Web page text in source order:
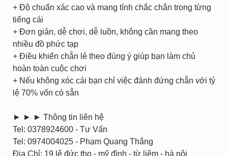
+ Độ chuẩn xác cao và mang tính chắc chắn trong từng
tiếng cái
+ Đơn giản, dễ chơi, dễ luồn, không cần mang theo
nhiều đồ phức tạp
+ Điều khiển chẵn lẻ theo đúng ý giúp bạn làm chủ
hoàn toàn cuộc chơi
+ Nếu không xóc cái bạn chỉ việc đánh đứng chẵn với tỷ
lệ 70% vốn có sẵn
► ► ► Thông tin liên hệ
Tel: 0378924600 - Tư Vấn
Tel: 0974004025 - Phạm Quang Thắng
Địa Chỉ: 19 lê đức thọ - mỹ đình - từ liêm - hà nội